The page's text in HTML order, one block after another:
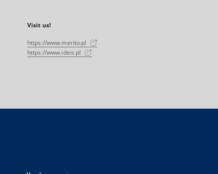
Visit us!
https://www.merito.pl
https://www.ideis.pl